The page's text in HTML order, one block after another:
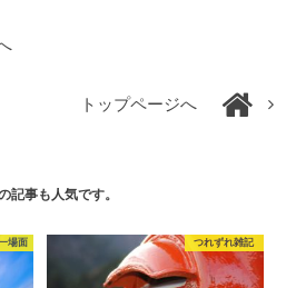
トップページへ
記事も人気です。
場面 つれずれ雑記